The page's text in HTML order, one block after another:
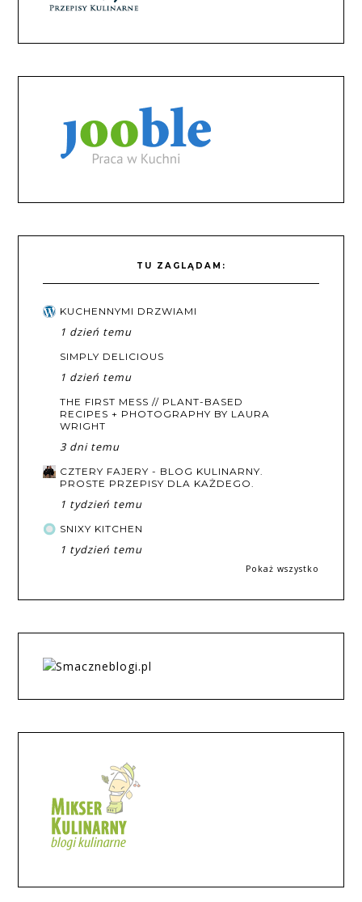
TU ZAGLĄDAM:
KUCHENNYMI DRZWIAMI
1 dzień temu
SIMPLY DELICIOUS
1 dzień temu
THE FIRST MESS // PLANT-BASED
RECIPES + PHOTOGRAPHY BY LAURA
WRIGHT
3 dni temu
CZTERY FAJERY - BLOG KULINARNY.
PROSTE PRZEPISY DLA KAŻDEGO.
1 tydzień temu
SNIXY KITCHEN
1 tydzień temu
Pokaż wszystko